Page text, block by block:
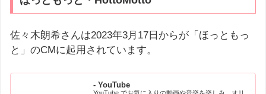
佐々木朗希さんは2023年3月17日からが「ほっともっ
と」のCMに起用されています。
- YouTube